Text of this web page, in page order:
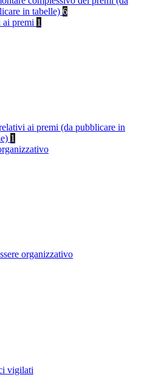
in tabelle) 6
premi 1
ai premi (da pubblicare in
1
organizzativo
vigilati